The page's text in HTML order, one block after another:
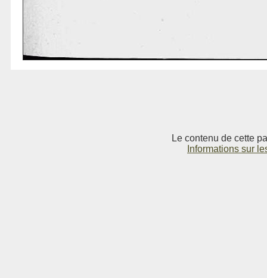
Le contenu de cette
Informations sur